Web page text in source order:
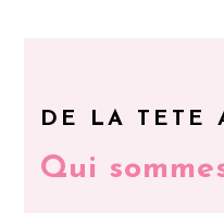
DE LA TETE
Qui